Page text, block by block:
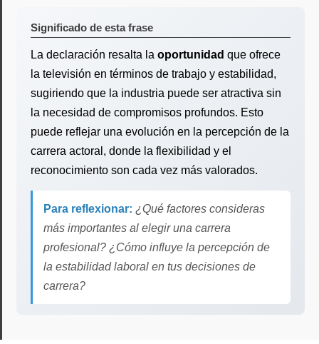
Significado de esta frase
La declaración resalta la oportunidad que ofrece
la televisión en términos de trabajo y estabilidad,
sugiriendo que la industria puede ser atractiva sin
la necesidad de compromisos profundos. Esto
puede reflejar una evolución en la percepción de la
carrera actoral, donde la flexibilidad y el
reconocimiento son cada vez más valorados.
Para reflexionar: ¿Qué factores consideras
más importantes al elegir una carrera
profesional? ¿Cómo influye la percepción de
la estabilidad laboral en tus decisiones de
carrera?